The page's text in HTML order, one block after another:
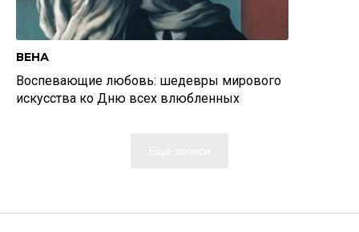
ВЕНА
Воспевающие любовь: шедевры мирового
искусства ко Дню всех влюбленных